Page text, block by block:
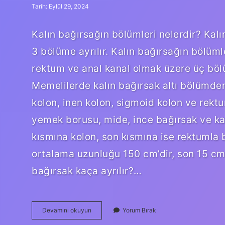
Tarih: Eylül 29, 2024
Kalın bağırsağın bölümleri nelerdir?
3 bölüme ayrılır. Kalın bağırsağın
rektum ve anal kanal olmak üzere üç
Memelilerde kalın bağırsak altı
kolon, inen kolon, sigmoid kolon ve
yemek borusu, mide, ince bağırsak ve
kısmına kolon, son kısmına ise
ortalama uzunluğu 150 cm’dir, son 15
bağırsak kaça ayrılır?…
Devamını okuyun
Bölümleri
Yorum Bırak